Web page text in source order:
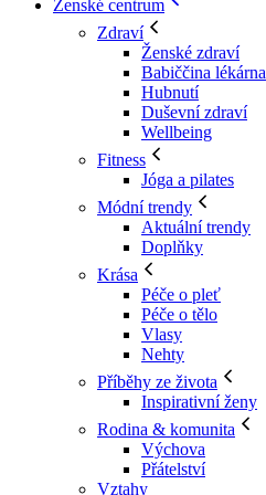
Ženské centrum
Zdraví
Ženské zdraví
Babiččina lékárna
Hubnutí
Duševní zdraví
Wellbeing
Fitness
Jóga a pilates
Módní trendy
Aktuální trendy
Doplňky
Krása
Péče o pleť
Péče o tělo
Vlasy
Nehty
Příběhy ze života
Inspirativní ženy
Rodina & komunita
Výchova
Přátelství
Vztahy